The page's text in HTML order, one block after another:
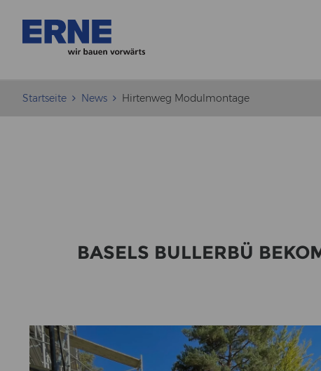
Startseite News Hirtenweg Modulmontage
BA­SELS BUL­LER­BÜ